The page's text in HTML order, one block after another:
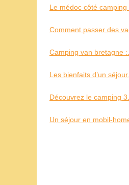
Le médoc côté camping
Comment passer des
Camping van bretagne :...
Les bienfaits d’un séjour...
Découvrez le camping 3...
Un séjour en mobil-